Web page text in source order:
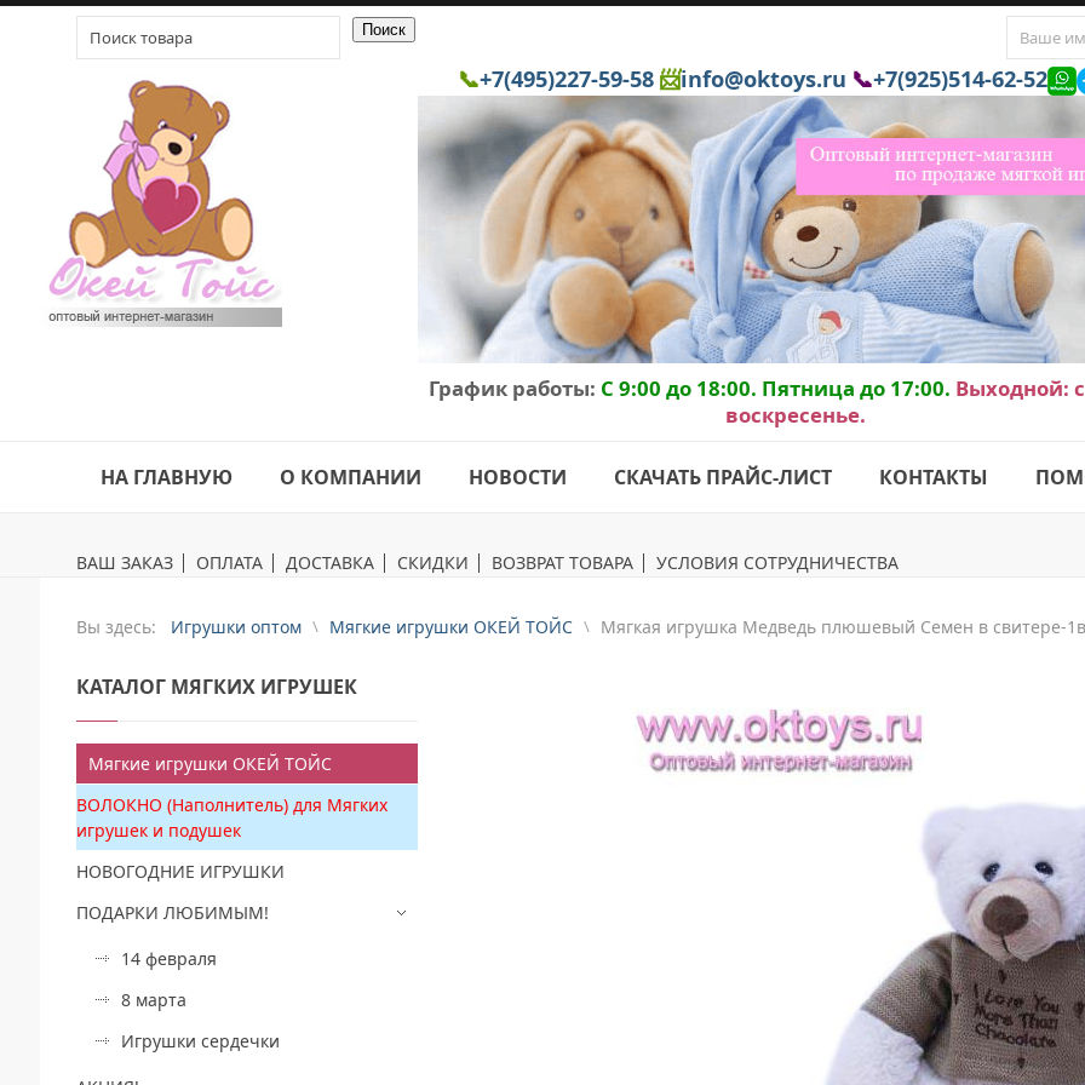
📞+7(495)227-59-58 📨info@oktoys.ru 📞+7(925)514-62-52
График работы: C 9:00 до 18:00. Пятница до 17:00. Выходной:
воскресенье.
НА ГЛАВНУЮ О КОМПАНИИ НОВОСТИ СКАЧАТЬ ПРАЙС-ЛИСТ КОНТАКТЫ
ВАШ ЗАКАЗ ОПЛАТА ДОСТАВКА СКИДКИ ВОЗВРАТ ТОВАРА УСЛОВИЯ СОТРУДНИЧЕСТВА
Вы здесь: Игрушки оптом Мягкие игрушки ОКЕЙ ТОЙС Mягкая игрушка Медведь плюшевый Семен в свитере-
КАТАЛОГ МЯГКИХ ИГРУШЕК
Мягкие игрушки ОКЕЙ ТОЙС
ВОЛОКНО (Наполнитель) для Мягких
игрушек и подушек
НОВОГОДНИЕ ИГРУШКИ
ПОДАРКИ ЛЮБИМЫМ!
14 февраля
8 марта
Игрушки сердечки